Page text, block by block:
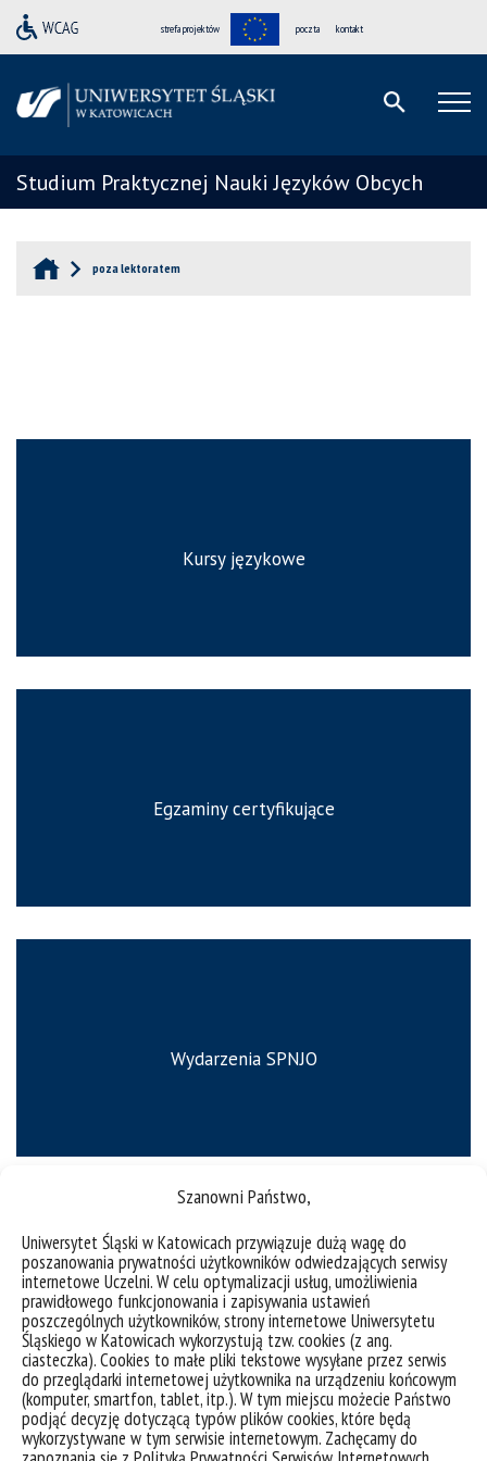
Szanowni Państwo,
Uniwersytet Śląski w Katowicach przywiązuje dużą wagę do
poszanowania prywatności użytkowników odwiedzających serwisy
internetowe Uczelni. W celu optymalizacji usług, umożliwienia
prawidłowego funkcjonowania i zapisywania ustawień
poszczególnych użytkowników, strony internetowe Uniwersytetu
Śląskiego w Katowicach wykorzystują tzw. cookies (z ang.
ciasteczka). Cookies to małe pliki tekstowe wysyłane przez serwis
do przeglądarki internetowej użytkownika na urządzeniu końcowym
(komputer, smartfon, tablet, itp.). W tym miejscu możecie Państwo
podjąć decyzję dotyczącą typów plików cookies, które będą
wykorzystywane w tym serwisie internetowym. Zachęcamy do
strefa projektów poczta kontakt
Studium Praktycznej Nauki Języków Obcych
poza lektoratem
Kursy językowe
Egzaminy certyfikujące
Wydarzenia SPNJO
Egzamin certyfikujący
Kursy SPNJO
Konferencja